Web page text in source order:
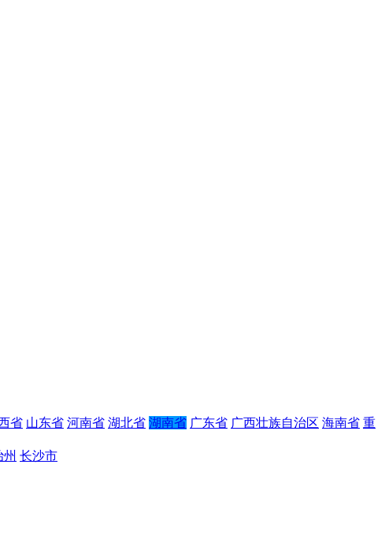
省 山东省 河南省 湖北省 湖南省 广东省 广西壮族自治区 海南省 重
长沙市